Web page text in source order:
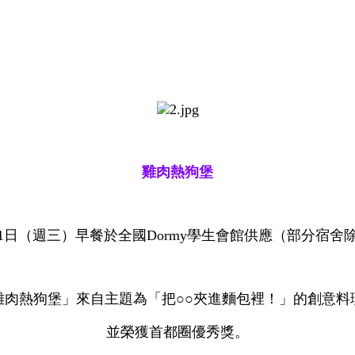
雞肉熱狗堡
日（週三）早餐於全國Dormy學生會館供應（部分宿舍除
肉熱狗堡」來自主題為「把○○夾進麵包裡！」的創意料
並榮獲首都圈優秀獎。